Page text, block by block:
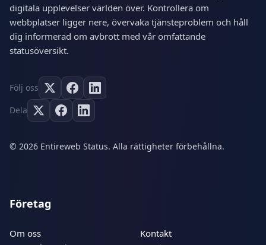
digitala upplevelser världen över. Kontrollera om
webbplatser ligger nere, övervaka tjänsteproblem och håll
dig informerad om avbrott med vår omfattande
statusöversikt.
Följ oss
Dela
© 2026 Entireweb Status. Alla rättigheter förbehållna.
Företag
Om oss Kontakt